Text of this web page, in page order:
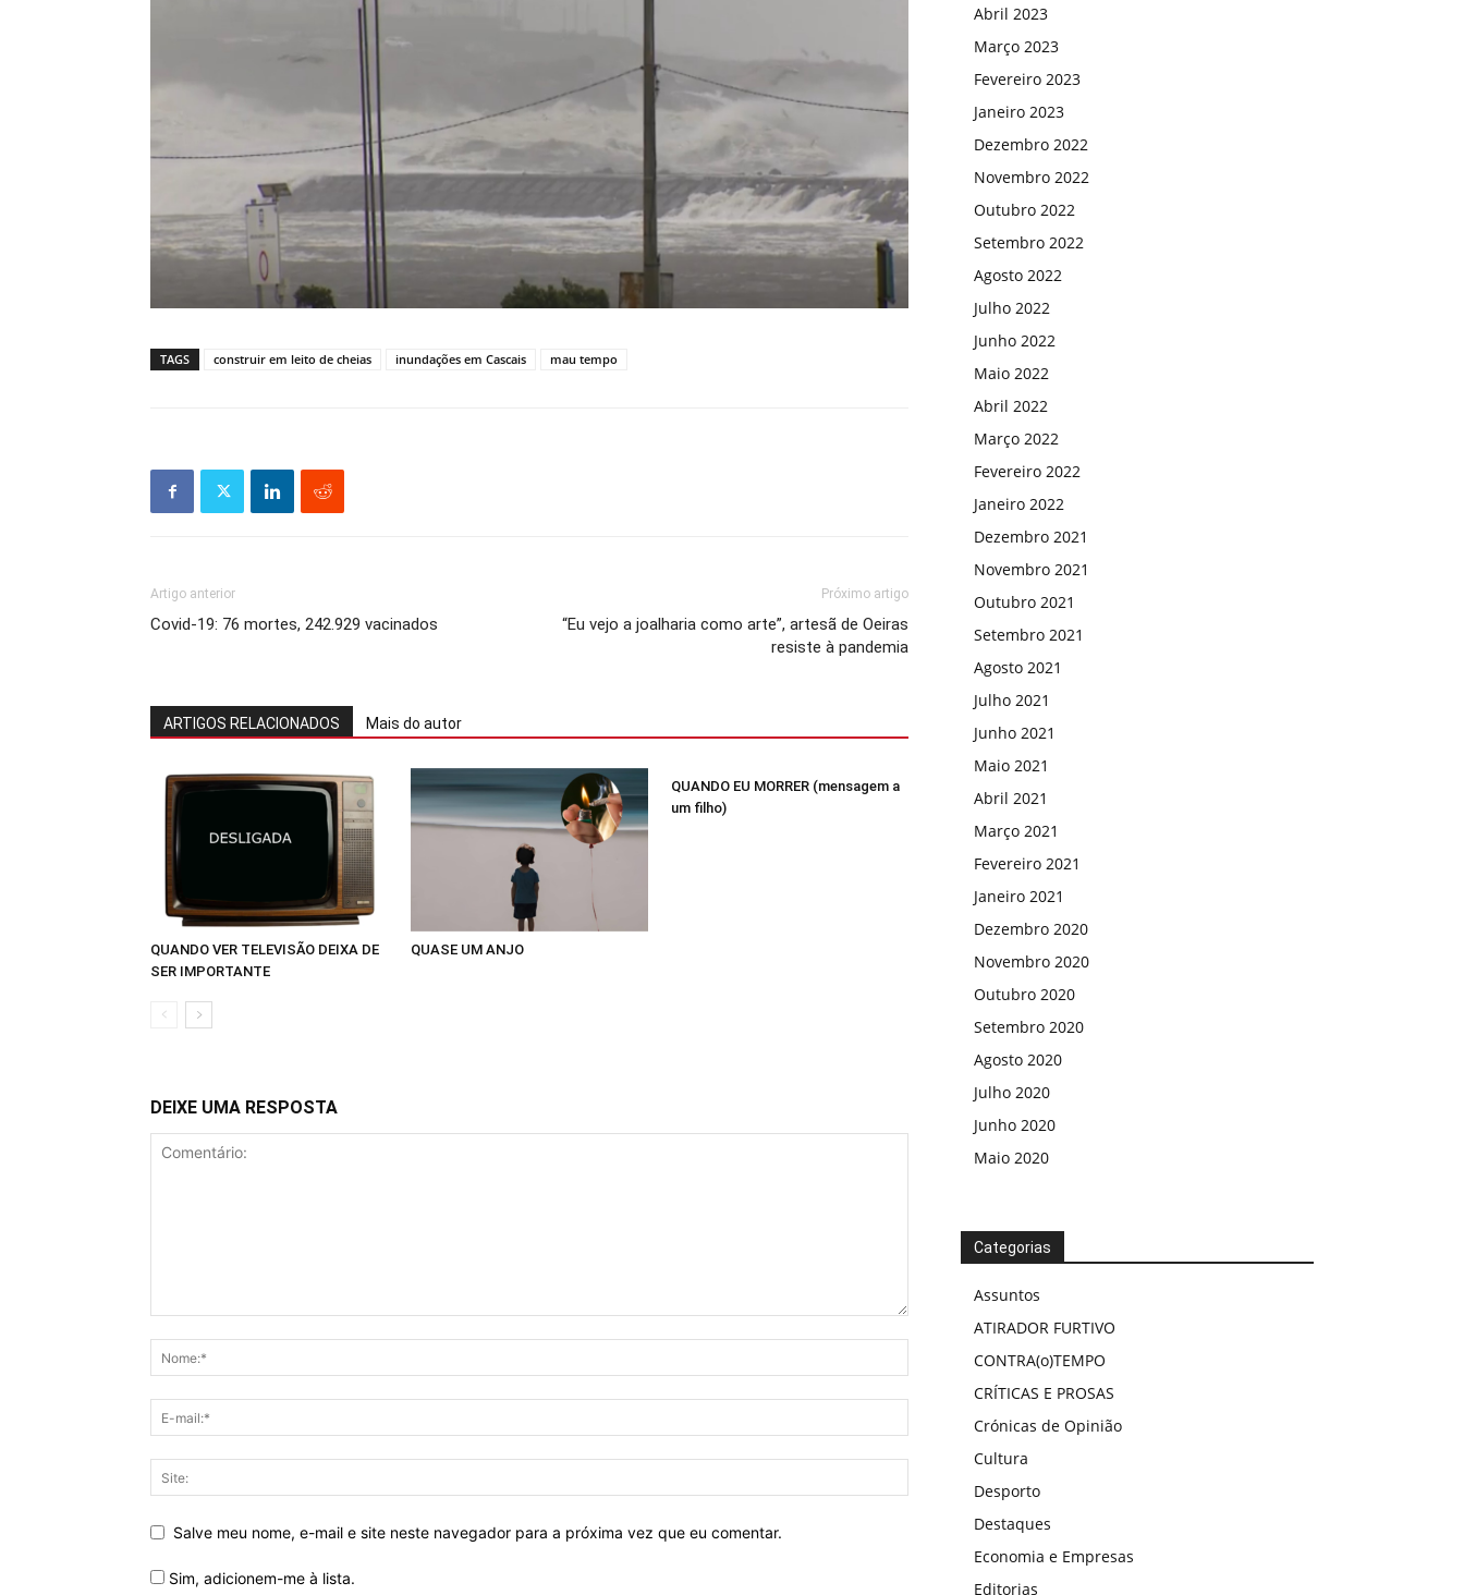
TAGS construir em leito de cheias inundações em Cascais mau tempo
Artigo anterior
Covid-19: 76 mortes, 242.929 vacinados
Próximo artigo
“Eu vejo a joalharia como arte”, artesã de Oeiras
resiste à pandemia
ARTIGOS RELACIONADOS Mais do autor
QUANDO VER TELEVISÃO DEIXA DE
SER IMPORTANTE
QUASE UM ANJO
QUANDO EU MORRER (mensagem a
um filho)
DEIXE UMA RESPOSTA
Salve meu nome, e-mail e site neste navegador para a próxima vez que eu comentar.
Sim, adicionem-me à lista.
Abril 2023
Março 2023
Fevereiro 2023
Janeiro 2023
Dezembro 2022
Novembro 2022
Outubro 2022
Setembro 2022
Agosto 2022
Julho 2022
Junho 2022
Maio 2022
Abril 2022
Março 2022
Fevereiro 2022
Janeiro 2022
Dezembro 2021
Novembro 2021
Outubro 2021
Setembro 2021
Agosto 2021
Julho 2021
Junho 2021
Maio 2021
Abril 2021
Março 2021
Fevereiro 2021
Janeiro 2021
Dezembro 2020
Novembro 2020
Outubro 2020
Setembro 2020
Agosto 2020
Julho 2020
Junho 2020
Maio 2020
Categorias
Assuntos
ATIRADOR FURTIVO
CONTRA(o)TEMPO
CRÍTICAS E PROSAS
Crónicas de Opinião
Cultura
Desporto
Destaques
Economia e Empresas
Editorias